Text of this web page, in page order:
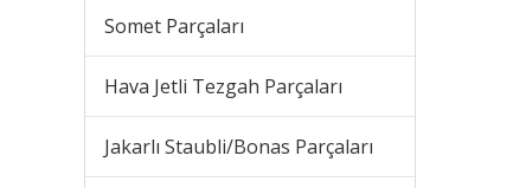
Somet Parçaları
Hava Jetli Tezgah Parçaları
Jakarlı Staubli/Bonas Parçaları